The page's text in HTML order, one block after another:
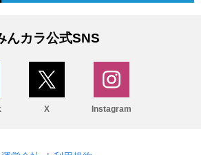
んカラ公式SNS
X Instagram